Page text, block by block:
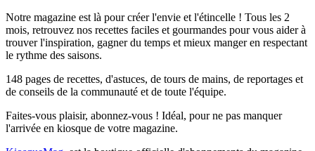
Notre magazine est là pour créer l'envie et l'étincelle ! Tous les 2
mois, retrouvez nos recettes faciles et gourmandes pour vous aider à
trouver l'inspiration, gagner du temps et mieux manger en respectant
le rythme des saisons.
148 pages de recettes, d'astuces, de tours de mains, de reportages et
de conseils de la communauté et de toute l'équipe.
Faites-vous plaisir, abonnez-vous ! Idéal, pour ne pas manquer
l'arrivée en kiosque de votre magazine.